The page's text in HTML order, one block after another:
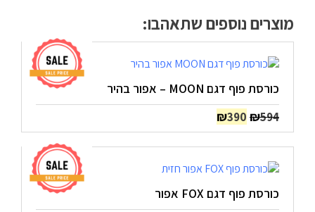
מוצרים נוספים שתאהבו:
כורסת פוף דגם MOON – אפור בהיר
₪594
המחיר
המקורי
היה:
₪594.
₪390
הנוכחי
הוא:
₪390.
כורסת פוף דגם FOX אפור